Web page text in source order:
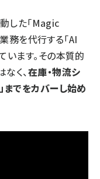
した「Magic
務を代行する「AI
います。その本質的
く、在庫・物流シ
までをカバーし始め